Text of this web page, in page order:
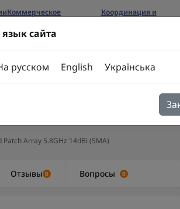
Коммерческое
Координация и
Patch Array 5.8GHz 14dBi (SMA)
сайта
русском English Українська
Отзывы 0 Вопросы 0